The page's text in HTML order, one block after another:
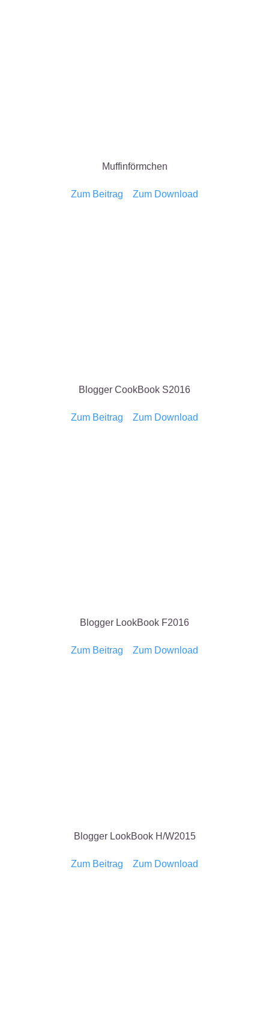
Muffinförmchen
Zum Beitrag Zum Download
Blogger CookBook S2016
Zum Beitrag Zum Download
Blogger LookBook F2016
Zum Beitrag Zum Download
Blogger LookBook H/W2015
Zum Beitrag Zum Download